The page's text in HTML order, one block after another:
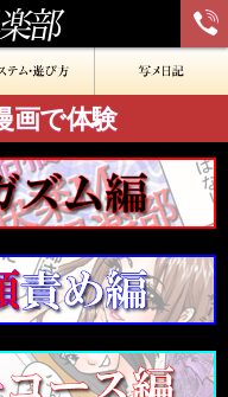
画で体験